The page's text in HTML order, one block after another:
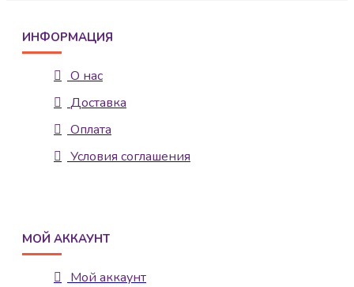
ИНФОРМАЦИЯ
О нас
Доставка
Оплата
Условия соглашения
МОЙ АККАУНТ
Мой аккаунт